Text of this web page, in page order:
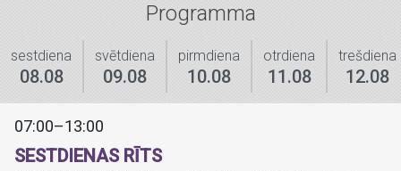
Programma
sestdiena
08.08
svētdiena
09.08
pirmdiena
10.08
otrdiena
11.08
trešdiena
12.08
07:00–13:00
SESTDIENAS RĪTS